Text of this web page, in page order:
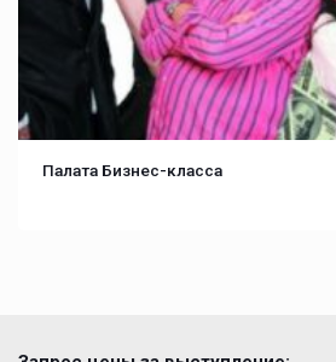
Палата Бизнес-класса